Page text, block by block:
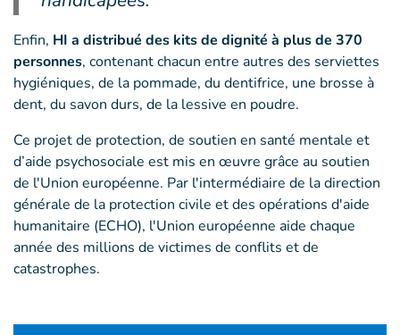
Enfin, HI a distribué des kits de dignité à plus de 370
personnes, contenant chacun entre autres des serviettes
hygiéniques, de la pommade, du dentifrice, une brosse à
dent, du savon durs, de la lessive en poudre.
Ce projet de protection, de soutien en santé mentale et
d’aide psychosociale est mis en œuvre grâce au soutien
de l'Union européenne. Par l'intermédiaire de la direction
générale de la protection civile et des opérations d'aide
humanitaire (ECHO), l'Union européenne aide chaque
année des millions de victimes de conflits et de
catastrophes.